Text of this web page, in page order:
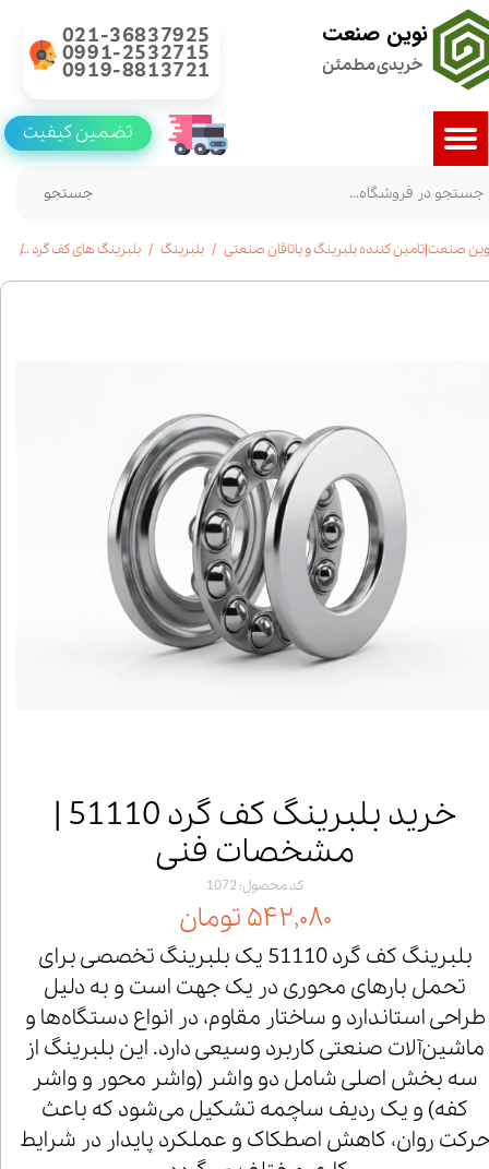
نوین صنعت
خریدی مطمئن
021-36837925
0991-2532715
0919-8813721
جستجو
تضمین کیفیت
صنعت|تامین کننده بلبرینگ و یاتاقان صنعتی بلبرینگ بلبرینگ های کف گرد
خرید بلبرینگ کف گرد 51110 |
مشخصات فنی
کد محصول: 1072
۵۴۲,۰۸۰ تومان
بلبرینگ کف گرد 51110 یک بلبرینگ تخصصی برای
تحمل بارهای محوری در یک جهت است و به دلیل
طراحی استاندارد و ساختار مقاوم، در انواع دستگاه‌ها و
ماشین‌آلات صنعتی کاربرد وسیعی دارد. این بلبرینگ از
سه بخش اصلی شامل دو واشر (واشر محور و واشر
کفه) و یک ردیف ساچمه تشکیل می‌شود که باعث
روان، کاهش اصطکاک و عملکرد پایدار در شرایط